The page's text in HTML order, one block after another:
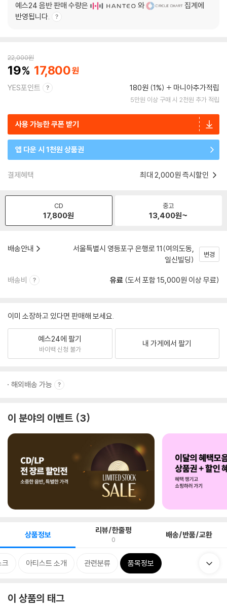
예스24 음반 판매 수량은 와
집계에
반영됩니다.
22,000원
19 17,800
YES포인트 180원 (1%) 마니아추가적립
5만원 이상 구매 시 2천원 추가 적립
사용 가능한 쿠폰 받기
앱 다운 시 1천원 상품권
결제혜택 최대 2,000원 즉시할인
CD
17,800원
중고
13,400원~
배송안내
서울특별시 영등포구 은행로 11(여의도동,
일신빌딩)
변경
배송비 유료 (도서 포함 15,000원 이상 무료)
이미 소장하고 있다면 판매해 보세요.
예스24에 팔기
바이백 신청 불가
내 가게에서 팔기
해외배송 가능
이 분야의 이벤트 3
상품정보 리뷰/한줄평
0 배송/반품/교환
크 아티스트 소개 관련분류 품목정보
이 상품의 태그